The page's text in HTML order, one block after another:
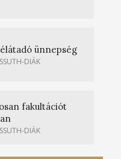
ünnepség
DIÁK
fakultációt
DIÁK